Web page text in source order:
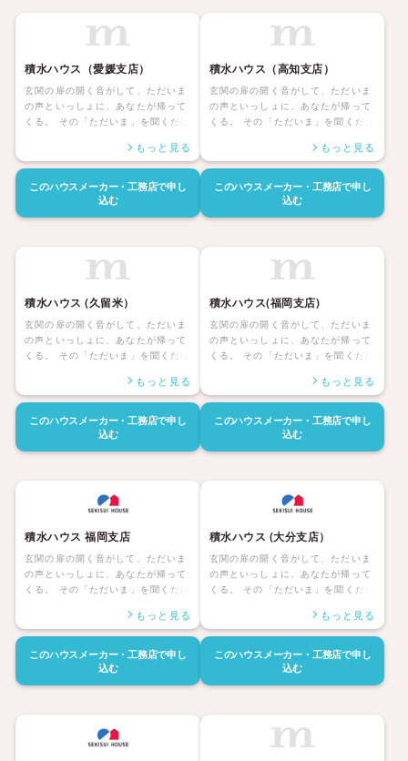
でも、次の世代にも。 そして、お客
様との、生涯の絆も。 積水ハウスな
ら、充実したラインナップを元に、
していただけます。
でも、次の世代にも。 そして、お客
様との、生涯の絆も。 積水ハウスな
ら、充実したラインナップを元に、
していただけます。
積水ハウス（愛媛支店）
玄関の扉の開く音がして、ただいま
の声といっしょに、あなたが帰って
くる。 その「ただいま」を聞くだけ
はきっと伝わる。 いちばんほっとす
る場所へ、幸福な時間へ。 人生の半
分は、帰るその家に、あるのだか
ら。 「やっぱりわが家はいいなあ」
でも、次の世代にも。 そして、お客
様との、生涯の絆も。 積水ハウスな
ら、充実したラインナップを元に、
していただけます。
もっと見る
このハウスメーカー・工務店で申し
込む
積水ハウス（高知支店）
玄関の扉の開く音がして、ただいま
の声といっしょに、あなたが帰って
くる。 その「ただいま」を聞くだけ
はきっと伝わる。 いちばんほっとす
る場所へ、幸福な時間へ。 人生の半
分は、帰るその家に、あるのだか
ら。 「やっぱりわがやはいいなあ」
でも、次の世代にも。 そして、お客
様との、生涯の絆も。 積水ハウスな
ら、充実したラインナップを元に、
していただけます。
もっと見る
このハウスメーカー・工務店で申し
込む
積水ハウス (久留米）
玄関の扉の開く音がして、ただいま
の声といっしょに、あなたが帰って
くる。 その「ただいま」を聞くだけ
はきっと伝わる。 いちばんほっとす
る場所へ、幸福な時間へ。 人生の半
分は、帰るその家に、あるのだか
ら。 「やっぱりわがやはいいなあ」
でも、次の世代にも。 そして、お客
様との、生涯の絆も。 積水ハウスな
ら、充実したラインナップを元に、
していただけます。
もっと見る
このハウスメーカー・工務店で申し
込む
積水ハウス(福岡支店)
玄関の扉の開く音がして、ただいま
の声といっしょに、あなたが帰って
くる。 その「ただいま」を聞くだけ
はきっと伝わる。 いちばんほっとす
る場所へ、幸福な時間へ。 人生の半
分は、帰るその家に、あるのだか
ら。 「やっぱりわがやはいいなあ」
でも、次の世代にも。 そして、お客
様との、生涯の絆も。 積水ハウスな
ら、充実したラインナップを元に、
していただけます。
もっと見る
このハウスメーカー・工務店で申し
込む
積水ハウス 福岡支店
玄関の扉の開く音がして、ただいま
の声といっしょに、あなたが帰って
くる。 その「ただいま」を聞くだけ
はきっと伝わる。 いちばんほっとす
る場所へ、幸福な時間へ。 人生の半
分は、帰るその家に、あるのだか
ら。 「やっぱりわがやはいいなあ」
でも、次の世代にも。 そして、お客
様との、生涯の絆も。 積水ハウスな
ら、充実したラインナップを元に、
もっと見る
このハウスメーカー・工務店で申し
込む
積水ハウス (大分支店）
玄関の扉の開く音がして、ただいま
の声といっしょに、あなたが帰って
くる。 その「ただいま」を聞くだけ
はきっと伝わる。 いちばんほっとす
る場所へ、幸福な時間へ。 人生の半
分は、帰るその家に、あるのだか
ら。 「やっぱりわがやはいいなあ」
でも、次の世代にも。 そして、お客
様との、生涯の絆も。 積水ハウスな
ら、充実したラインナップを元に、
もっと見る
このハウスメーカー・工務店で申し
込む